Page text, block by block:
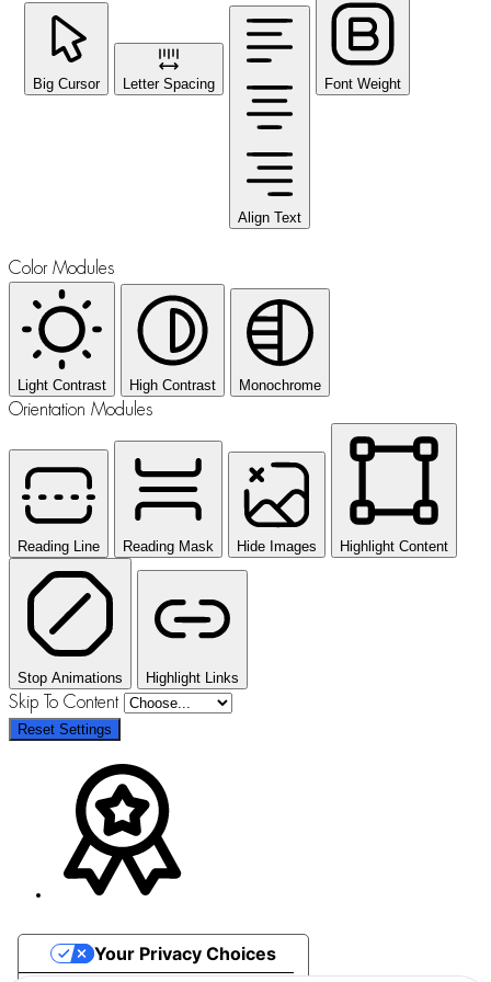
Big Cursor Letter Spacing
Align Text
Font Weight
Color Modules
Light Contrast High Contrast Monochrome
Orientation Modules
Reading Line Reading Mask Hide Images Highlight Content
Stop Animations Highlight Links
Skip To Content
Reset Settings
Your Privacy Choices